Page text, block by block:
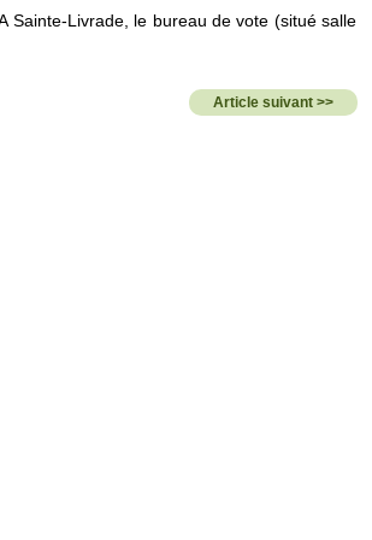
Sainte-Livrade, le bureau de vote (situé salle
Article suivant >>